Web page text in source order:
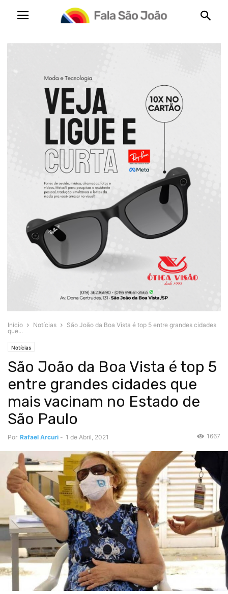
Início Notícias
São João da Boa Vista é top 5 entre grandes cidades
que...
Notícias
São João da Boa Vista é top 5
entre grandes cidades que
mais vacinam no Estado de
São Paulo
Por Rafael Arcuri - 1 de Abril, 2021 1667